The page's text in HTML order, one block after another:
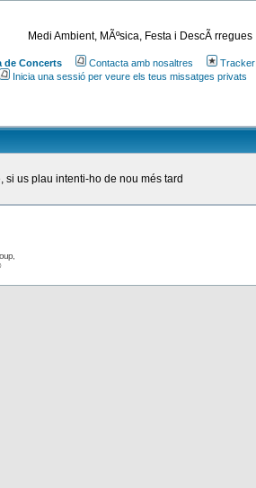
Medi Ambient, MÃºsica, Festa i DescÃ rregues
de Concerts Contacta amb nosaltres Tracker
Inicia una sessió per veure els teus missatges privats
us plau intenti-ho de nou més tard
,